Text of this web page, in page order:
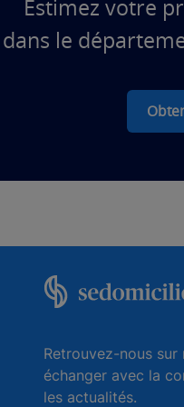
Estimez votre
dans le
Retrouvez-nous sur
échanger avec la
les actualités.